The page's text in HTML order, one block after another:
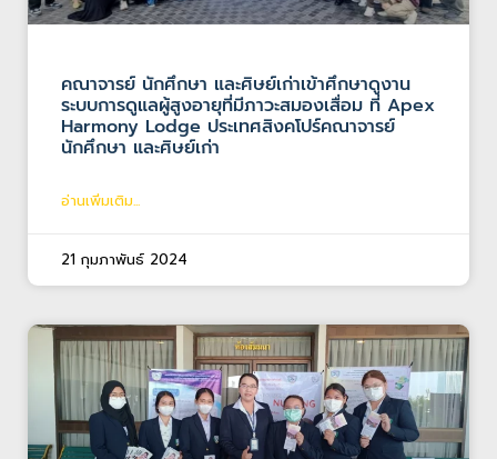
คณาจารย์ นักศึกษา และศิษย์เก่าเข้าศึกษาดูงาน
ระบบการดูแลผู้สูงอายุที่มีภาวะสมองเสื่อม ที่ Apex
Harmony Lodge ประเทศสิงคโปร์คณาจารย์
นักศึกษา และศิษย์เก่า
อ่านเพิ่มเติม...
21 กุมภาพันธ์ 2024